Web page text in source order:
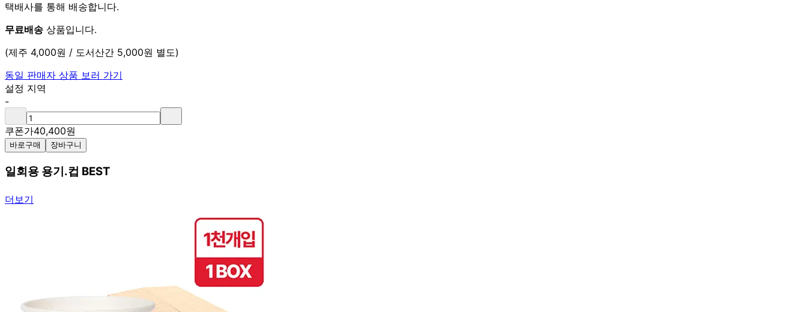
택배사를 통해 배송합니다.
무료배송 상품입니다.
(제주 4,000원 / 도서산간 5,000원 별도)
동일 판매자 상품 보러 가기
설정 지역
-
쿠폰가40,400원
바로구매 장바구니
일회용 용기.컵 BEST
더보기